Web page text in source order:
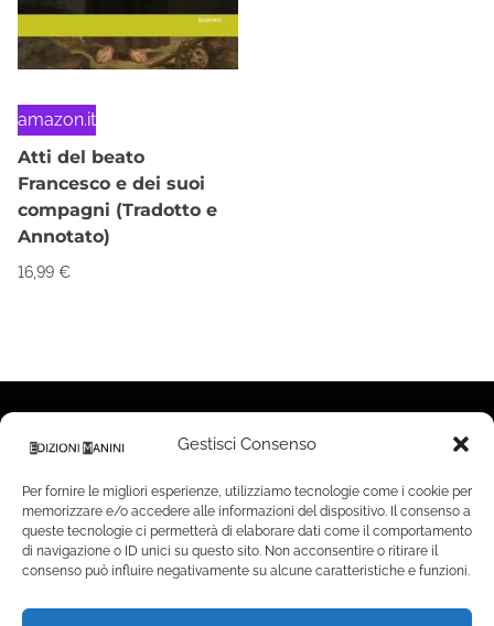
Gestisci Consenso
Per fornire le migliori esperienze, utilizziamo tecnologie come i cookie per
memorizzare e/o accedere alle informazioni del dispositivo. Il consenso a
queste tecnologie ci permetterà di elaborare dati come il comportamento
di navigazione o ID unici su questo sito. Non acconsentire o ritirare il
consenso può influire negativamente su alcune caratteristiche e funzioni.
amazon.it
Atti del beato
Francesco e dei suoi
compagni (Tradotto e
Annotato)
16,99 €
Copyright 2025 © |Sovietaly SRLS|PIVA
13890970968| REA: MI-2750629 | Capitale sociale i.v.
3.000,00€